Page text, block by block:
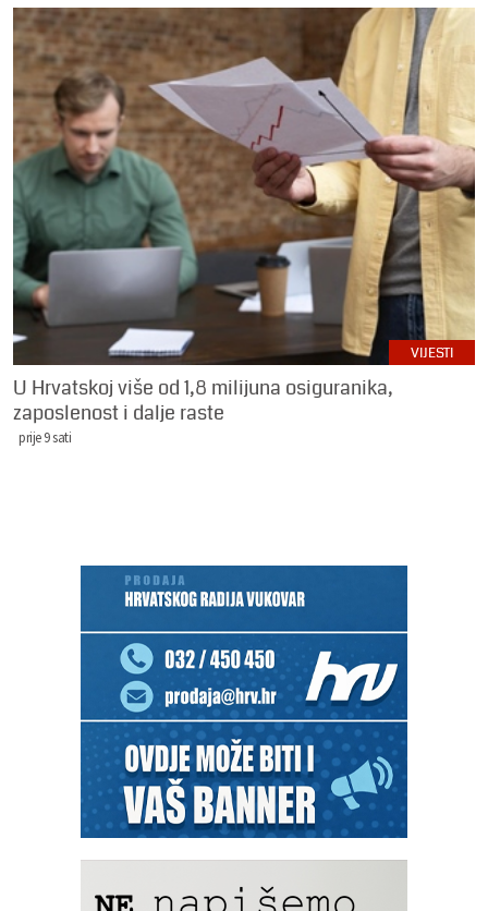
VIJESTI
U Hrvatskoj više od 1,8 milijuna osiguranika,
zaposlenost i dalje raste
prije 9 sati